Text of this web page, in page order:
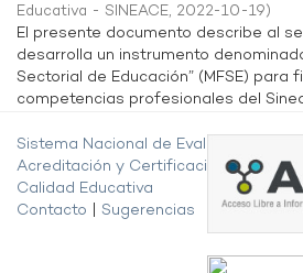
Educativa - SINEACE, 2022-10-19)
El presente documento describe al
desarrolla un instrumento
Sectorial de Educación” (MFSE)
competencias profesionales del
Sistema Nacional de Evaluación,
Acreditación y Certificación de la
Calidad Educativa
Contacto
Sugerencias